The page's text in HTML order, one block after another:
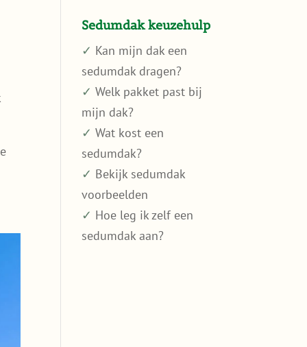
Sedumdak keuzehulp
✓ Kan mijn dak een
sedumdak dragen?
✓ Welk pakket past bij
mijn dak?
✓ Wat kost een
sedumdak?
✓ Bekijk sedumdak
voorbeelden
✓ Hoe leg ik zelf een
sedumdak aan?